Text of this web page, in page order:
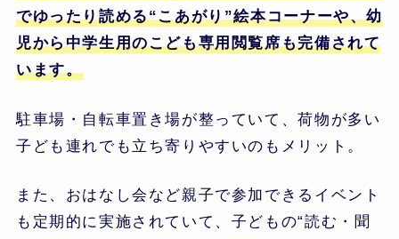
でゆったり読める“こあがり”絵本コーナーや、幼
児から中学生用のこども専用閲覧席も完備されて
います。
駐車場・自転車置き場が整っていて、荷物が多い
子ども連れでも立ち寄りやすいのもメリット。
また、おはなし会など親子で参加できるイベント
も定期的に実施されていて、子どもの“読む・聞